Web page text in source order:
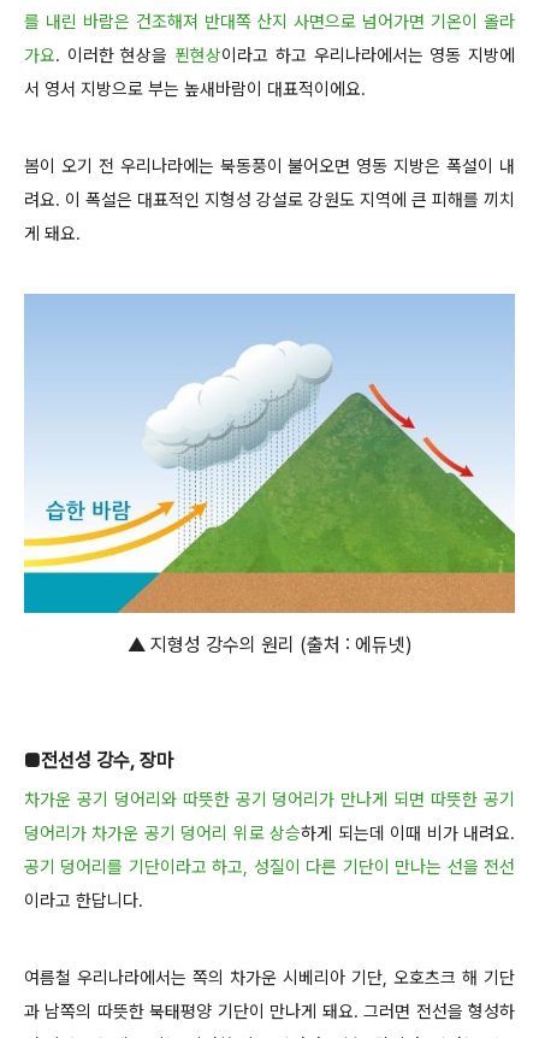
를 내린 바람은 건조해져 반대쪽 산지 사면으로 넘어가면 기온이 올라
가요. 이러한 현상을 푄현상이라고 하고 우리나라에서는 영동 지방에
서 영서 지방으로 부는 높새바람이 대표적이에요.
봄이 오기 전 우리나라에는 북동풍이 불어오면 영동 지방은 폭설이 내
려요. 이 폭설은 대표적인 지형성 강설로 강원도 지역에 큰 피해를 끼치
게 돼요.
▲ 지형성 강수의 원리 (출처 : 에듀넷)
■전선성 강수, 장마
차가운 공기 덩어리와 따뜻한 공기 덩어리가 만나게 되면 따뜻한 공기
덩어리가 차가운 공기 덩어리 위로 상승하게 되는데 이때 비가 내려요.
공기 덩어리를 기단이라고 하고, 성질이 다른 기단이 만나는 선을 전선
이라고 한답니다.
여름철 우리나라에서는 쪽의 차가운 시베리아 기단, 오호츠크 해 기단
과 남쪽의 따뜻한 북태평양 기단이 만나게 돼요. 그러면 전선을 형성하